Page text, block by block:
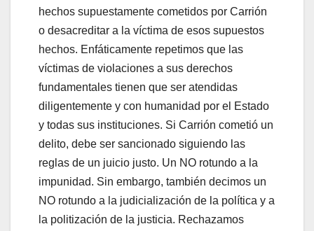
hechos supuestamente cometidos por Carrión
o desacreditar a la víctima de esos supuestos
hechos. Enfáticamente repetimos que las
víctimas de violaciones a sus derechos
fundamentales tienen que ser atendidas
diligentemente y con humanidad por el Estado
y todas sus instituciones. Si Carrión cometió un
delito, debe ser sancionado siguiendo las
reglas de un juicio justo. Un NO rotundo a la
impunidad. Sin embargo, también decimos un
NO rotundo a la judicialización de la política y a
la politización de la justicia. Rechazamos